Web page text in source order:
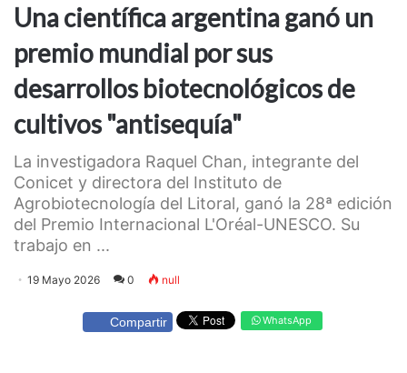
Una científica argentina ganó un
premio mundial por sus
desarrollos biotecnológicos de
cultivos "antisequía"
La investigadora Raquel Chan, integrante del
Conicet y directora del Instituto de
Agrobiotecnología del Litoral, ganó la 28ª edición
del Premio Internacional L'Oréal-UNESCO. Su
trabajo en ...
19 Mayo 2026 0 null
Compartir WhatsApp